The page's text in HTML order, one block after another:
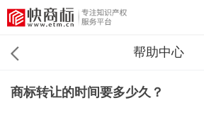
帮助中心
商标转让的时间要多少久？